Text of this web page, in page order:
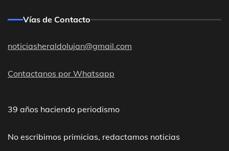
Vías de Contacto
noticiasheraldolujan@gmail.com
Contactanos por Whatsapp
39 años haciendo periodismo
No escribimos primicias, redactamos noticias